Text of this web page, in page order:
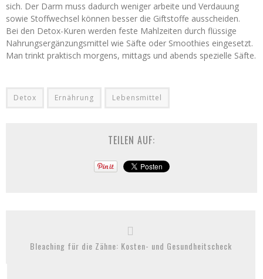
sich. Der Darm muss dadurch weniger arbeite und Verdauung
sowie Stoffwechsel können besser die Giftstoffe ausscheiden.
Bei den Detox-Kuren werden feste Mahlzeiten durch flüssige
Nahrungsergänzungsmittel wie Säfte oder Smoothies eingesetzt.
Man trinkt praktisch morgens, mittags und abends spezielle Säfte.
Detox Ernährung Lebensmittel
TEILEN AUF:
Bleaching für die Zähne: Kosten- und Gesundheitscheck